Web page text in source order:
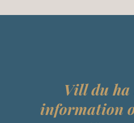
Vill du
information